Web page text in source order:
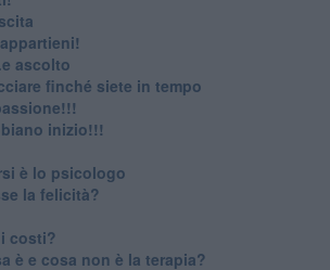
ascolto
finché siete in tempo
inizio!!!
è lo psicologo
la felicità?
costi?
è e cosa non è la terapia?